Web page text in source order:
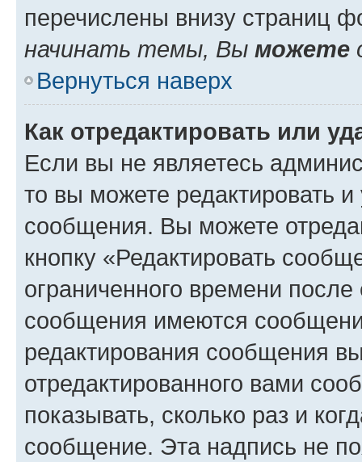
перечислены внизу страниц
начинать темы, Вы можете
Вернуться наверх
Как отредактировать или
Если вы не являетесь
то вы можете редактировать
сообщения. Вы можете
кнопку «Редактировать
ограниченного времени
сообщения имеются
редактирования сообщения
отредактированного вами
показывать, сколько раз и
сообщение. Эта надпись не